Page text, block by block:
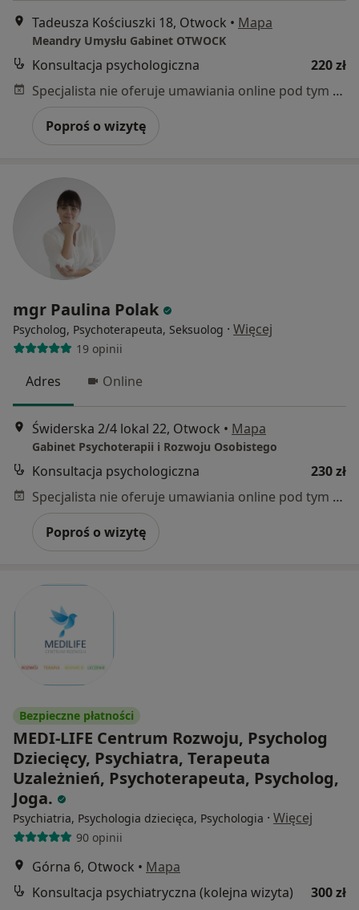
Tadeusza Kościuszki 18, Otwock • Mapa
Meandry Umysłu Gabinet OTWOCK
Konsultacja psychologiczna
220 zł
Specjalista nie oferuje umawiania online pod tym adresem.
Poproś o wizytę
mgr Paulina Polak
Psycholog, Psychoterapeuta, Seksuolog · Więcej
19 opinii
Adres Online
Świderska 2/4 lokal 22, Otwock • Mapa
Gabinet Psychoterapii i Rozwoju Osobistego
Konsultacja psychologiczna
230 zł
Specjalista nie oferuje umawiania online pod tym adresem.
Poproś o wizytę
Bezpieczne płatności
MEDI-LIFE Centrum Rozwoju, Psycholog
Dziecięcy, Psychiatra, Terapeuta
Uzależnień, Psychoterapeuta, Psycholog,
Joga.
Psychiatria, Psychologia dziecięca, Psychologia · Więcej
90 opinii
Górna 6, Otwock • Mapa
Konsultacja psychiatryczna (kolejna wizyta)
300 zł